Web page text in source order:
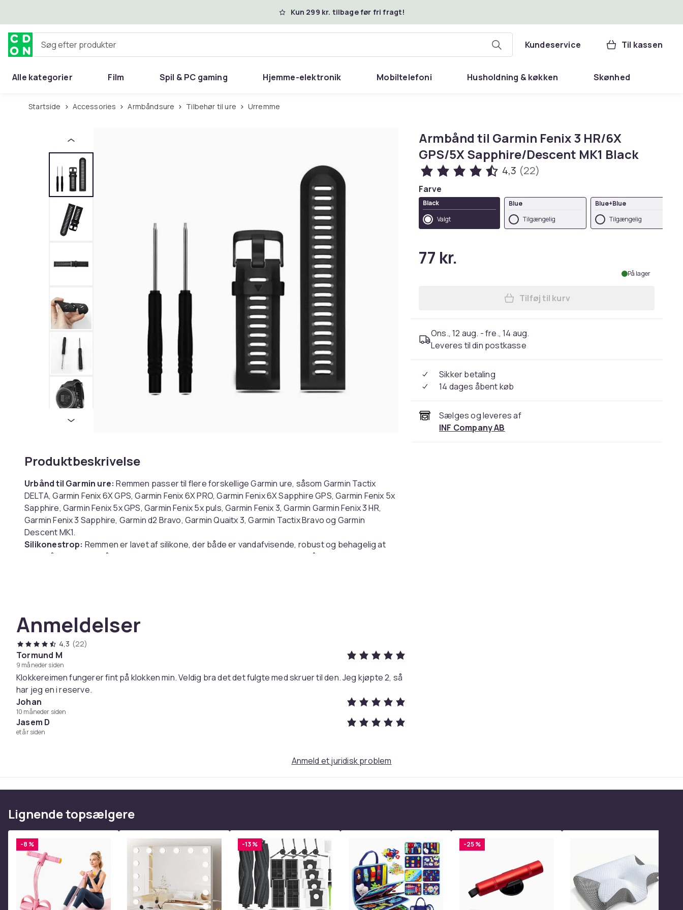
Kun 299 kr. tilbage før fri fragt!
Søg efter produkter Kundeservice Til kassen
Alle kategorier Film Spil & PC gaming Hjemme-elektronik Mobiltelefoni Husholdning & køkken Skønhed
Hjem & have
Startside Accessories Armbåndsure Tilbehør til ure Urremme
Produktbeskrivelse
Urbånd til Garmin ure: Remmen passer til flere forskellige Garmin ure, såsom Garmin Tactix
DELTA, Garmin Fenix 6X GPS, Garmin Fenix 6X PRO, Garmin Fenix 6X Sapphire GPS, Garmin Fenix 5x
Sapphire, Garmin Fenix 5x GPS, Garmin Fenix 5x puls, Garmin Fenix 3, Garmin Garmin Fenix 3 HR,
Garmin Fenix 3 Sapphire, Garmin d2 Bravo, Garmin Quaitx 3, Garmin Tactix Bravo og Garmin
Descent MK1.
Silikonestrop: Remmen er lavet af silikone, der både er vandafvisende, robust og behagelig at
have på. Sportsarmbåndet har mange huller, der gør det muligt for huden at ånde, og gør at vandet
Specifikationer:
Materiale: Silikone
Længde: 12,5 cm + 9,2 cm
Velegnet til håndledsstørrelse: 14-22 cm
Pakken indeholder:
1 x urrem
2 x skruetrækker
Farve
a16e9a82-618e-4b8a-9a19-47bf780fb419
Anmeldelser
4,3 (22)
Tormund M
9 måneder siden
Klokkereimen fungerer fint på klokken min. Veldig bra det det fulgte med skruer til den. Jeg kjøpte 2, så
har jeg en i reserve.
Johan
10 måneder siden
Jasem D
et år siden
Armbånd til Garmin Fenix 3 HR/6X
GPS/5X Sapphire/Descent MK1 Black
4,3 (22)
Farve
Black
Valgt
Blue
Tilgængelig
Blue+Blue
Tilgængelig
77 kr.
På lager
Læg Armbånd til Garmin Fenix 3
Tilføj til kurv
Ons., 12 aug. - fre., 14 aug.
Leveres til din postkasse
Sikker betaling
14 dages åbent køb
Sælges og leveres af
INF Company AB
Anmeld et juridisk problem
Lignende topsælgere
-8 % -13 % -25 %